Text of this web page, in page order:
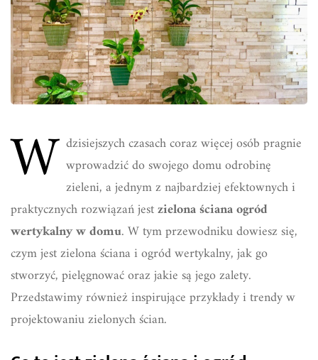
W dzisiejszych czasach coraz więcej osób pragnie
wprowadzić do swojego domu odrobinę
zieleni, a jednym z najbardziej efektownych i
praktycznych rozwiązań jestzielona ściana ogród
wertykalny w domu. W tym przewodniku dowiesz się,
czym jest zielona ściana i ogród wertykalny, jak go
stworzyć, pielęgnować oraz jakie są jego zalety.
Przedstawimy również inspirujące przykłady i trendy w
projektowaniu zielonych ścian.